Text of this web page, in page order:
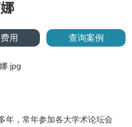
用 查询案例
，常年参加各大学术论坛会